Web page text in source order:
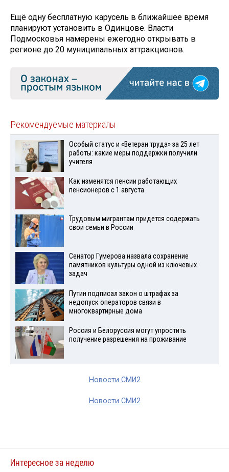
Ещё одну бесплатную карусель в ближайшее время
планируют установить в Одинцове. Власти
Подмосковья намерены ежегодно открывать в
регионе до 20 муниципальных аттракционов.
Рекомендуемые материалы
Особый статус и «Ветеран труда» за 25 лет
работы: какие меры поддержки получили
учителя
Как изменятся пенсии работающих
пенсионеров с 1 августа
Трудовым мигрантам придется содержать
свои семьи в России
Сенатор Гумерова назвала сохранение
памятников культуры одной из ключевых
задач
Путин подписал закон о штрафах за
недопуск операторов связи в
многоквартирные дома
Россия и Белоруссия могут упростить
получение разрешения на проживание
Новости СМИ2
Новости СМИ2
Интересное за неделю